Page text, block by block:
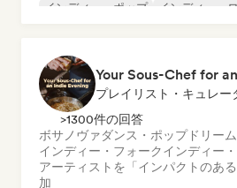
インディー・ポップ
インディー・
Your Sous-Chef for
プレイリスト・キュレー
>1300件の回答
ボサノヴァダンス・ポップドリー
インディー・フォークインディー
アーティストを「インパクトのあ
加